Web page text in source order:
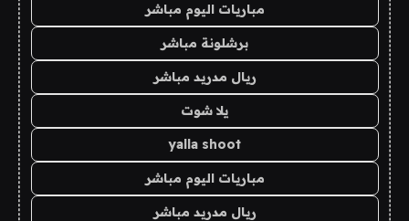
مباريات اليوم مباشر
برشلونة مباشر
ريال مدريد مباشر
يلا شوت
yalla shoot
مباريات اليوم مباشر
ريال مدريد مباشر